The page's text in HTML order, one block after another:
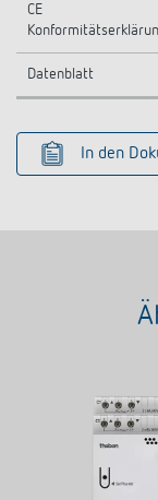
CE
Datenblatt
In den